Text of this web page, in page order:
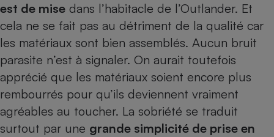
est de mise dans l’habitacle de l’Outlander. Et
cela ne se fait pas au détriment de la qualité car
les matériaux sont bien assemblés. Aucun bruit
parasite n’est à signaler. On aurait toutefois
apprécié que les matériaux soient encore plus
rembourrés pour qu’ils deviennent vraiment
agréables au toucher. La sobriété se traduit
surtout par une grande simplicité de prise en